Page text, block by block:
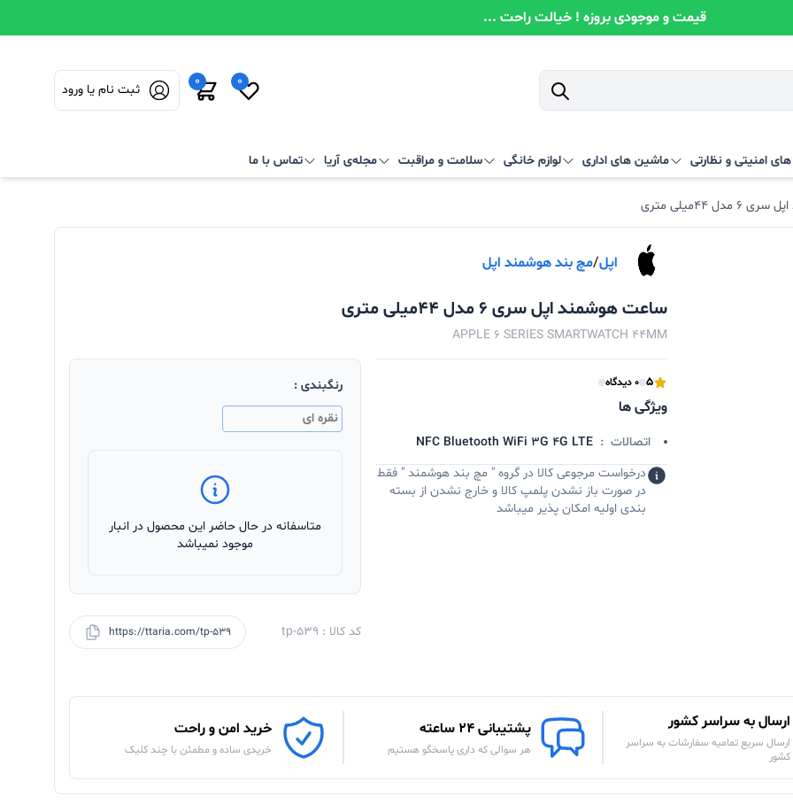
قیمت و موجودی بروزه ! خیالت راحت ...
0
0
ثبت نام یا ورود
امنیتی و نظارتی ماشین های اداری لوازم خانگی سلامت و مراقبت مجله‌ی آریا تماس با ما
44میلی متری
اپل/مچ بند هوشمند اپل
ساعت هوشمند اپل سری 6 مدل 44میلی متری
APPLE 6 SERIES SMARTWATCH 44MM
5 0 دیدگاه
ویژگی ها
اتصالات : NFC Bluetooth WiFi ۳G ۴G LTE
درخواست مرجوعی کالا در گروه " مچ بند هوشمند " فقط
در صورت باز نشدن پلمپ کالا و خارج نشدن از بسته
بندی اولیه امکان پذیر میباشد
رنگبندی :
نقره ای
متاسفانه در حال حاضر این محصول در انبار
موجود نمیباشد
کد کالا : tp-539 https://ttaria.com/tp-539
ارسال به سراسر کشور
ارسال سریع تمامیه سفارشات به سراسر
کشور
پشتیبانی 24 ساعته
هر سوالی که داری پاسخگو هستیم
خرید امن و راحت
خریدی ساده و مطمئن با چند کلیک